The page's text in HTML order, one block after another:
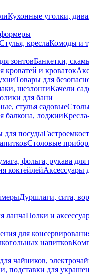
Кухонные уголки,
креслаКомоды и
зонтовБанкетки,
и кроваток
Товары для
шезлонгиКачели
для бани
стулья садовые
балкона, лоджии
для посуды
Столовые
фольга, рукава
коктейлейАксессуары
Дуршлаги, сита,
ланчаПолки и
для
напитков
чайников,
подставки для